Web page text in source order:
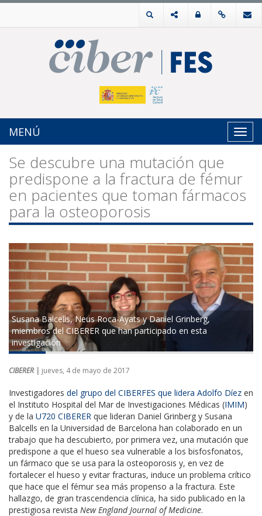
MENÚ
Se descubre una mutación que
predispone a la fractura de fémur
en pacientes que toman fármacos
para la osteoporosis
Susana Balcells, Neus Roca-Ayats y Daniel Grinberg,
miembros del CIBERER que han participado en esta
investigación
CIBERER | jueves, 4 de mayo de 2017
Investigadores del grupo del CIBERFES que lidera Adolfo Díez en
el Instituto Hospital del Mar de Investigaciones Médicas (IMIM)
y de la U720 CIBERER que lideran Daniel Grinberg y Susana
Balcells en la Universidad de Barcelona han colaborado en un
trabajo que ha descubierto, por primera vez, una mutación que
predispone a que el hueso sea vulnerable a los bisfosfonatos,
un fármaco que se usa para la osteoporosis y, en vez de
fortalecer el hueso y evitar fracturas, induce un problema crítico
que hace que el fémur sea más propenso a la fractura. Este
hallazgo, de gran trascendencia clínica, ha sido publicado en la
prestigiosa revista New England Journal of Medicine.